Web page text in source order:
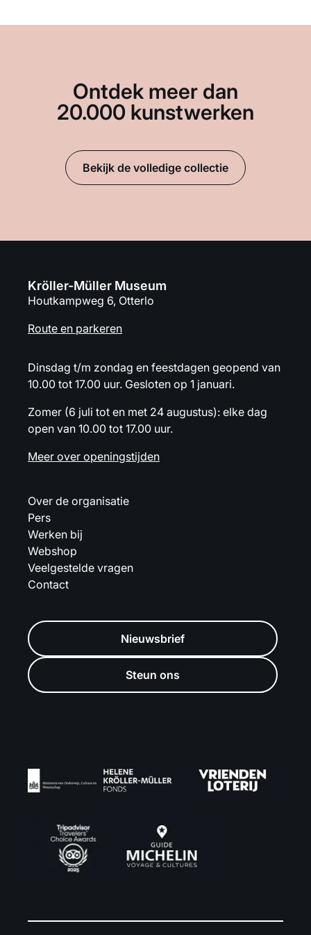
Ontdek meer dan
20.000 kunstwerken
Bekijk de volledige collectie
Kröller-Müller Museum
Houtkampweg 6, Otterlo
Route en parkeren
Dinsdag t/m zondag en feestdagen geopend van
10.00 tot 17.00 uur. Gesloten op 1 januari.
Zomer (6 juli tot en met 24 augustus): elke dag
open van 10.00 tot 17.00 uur.
Meer over openingstijden
Over de organisatie
Pers
Werken bij
Webshop
Veelgestelde vragen
Contact
Nieuwsbrief
Steun ons